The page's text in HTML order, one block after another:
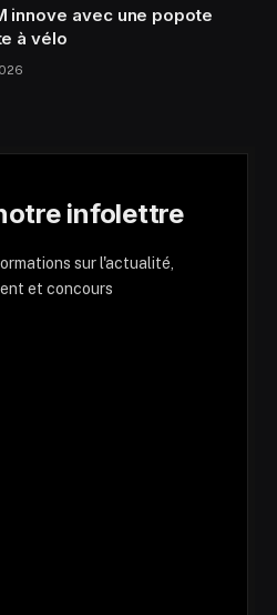
innove avec une popote
à vélo
infolettre
sur l'actualité,
et concours